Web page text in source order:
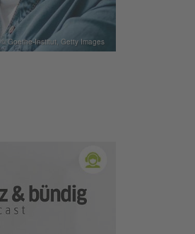
© Goethe-Institut, Getty Images